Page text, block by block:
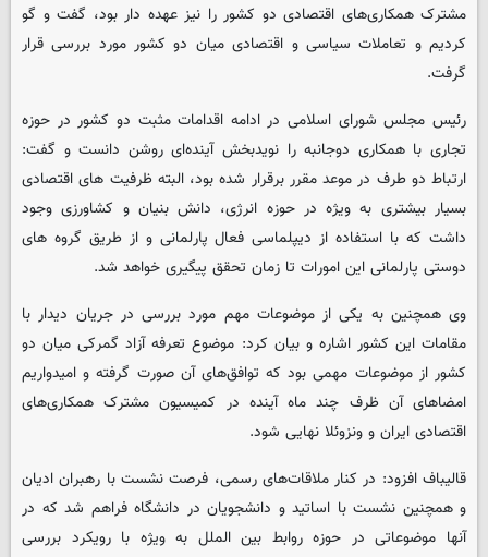
مشترک همکاری‌های اقتصادی دو کشور را نیز عهده دار بود، گفت و گو
کردیم و تعاملات سیاسی و اقتصادی میان دو کشور مورد بررسی قرار
گرفت.
رئیس مجلس شورای اسلامی در ادامه اقدامات مثبت دو کشور در حوزه
تجاری با همکاری دوجانبه را نویدبخش آینده‌ای روشن دانست و گفت:
ارتباط دو طرف در موعد مقرر برقرار شده بود، البته ظرفیت های اقتصادی
بسیار بیشتری به ویژه در حوزه انرژی، دانش بنیان و کشاورزی وجود
داشت که با استفاده از دیپلماسی فعال پارلمانی و از طریق گروه های
دوستی پارلمانی این امورات تا زمان تحقق پیگیری خواهد شد.
وی همچنین به یکی از موضوعات مهم مورد بررسی در جریان دیدار با
مقامات این کشور اشاره و بیان کرد: موضوع تعرفه آزاد گمرکی میان دو
کشور از موضوعات مهمی بود که توافق‌های آن صورت گرفته و امیدواریم
امضاهای آن ظرف چند ماه آینده در کمیسیون مشترک همکاری‌های
اقتصادی ایران و ونزوئلا نهایی شود.
قالیباف افزود: در کنار ملاقات‌های رسمی، فرصت نشست با رهبران ادیان
و همچنین نشست با اساتید و دانشجویان در دانشگاه فراهم شد که در
آنها موضوعاتی در حوزه روابط بین الملل به ویژه با رویکرد بررسی